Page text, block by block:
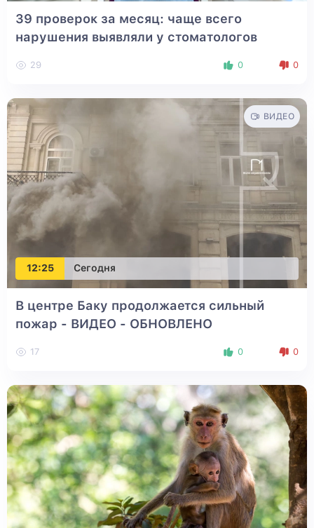
39 проверок за месяц: чаще всего
нарушения выявляли у стоматологов
29 0 0
12:25 Сегодня
ВИДЕО
В центре Баку продолжается сильный
пожар - ВИДЕО - ОБНОВЛЕНО
17 0 0